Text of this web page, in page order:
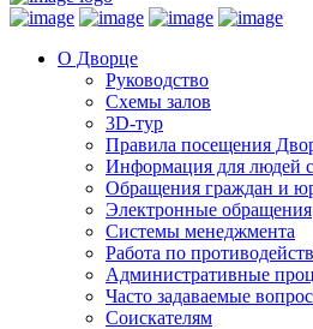
О Дворце
Руководство
Схемы залов
3D-тур
Правила посещения
Информация для людей
Обращения граждан и
Электронные обращения
Системы менеджмента
Работа по
Административные
Часто задаваемые
Соискателям